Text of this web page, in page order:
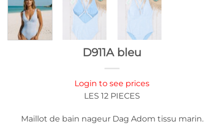
D911A bleu
Login to see prices
LES 12 PIECES
Maillot de bain nageur Dag Adom tissu marin.